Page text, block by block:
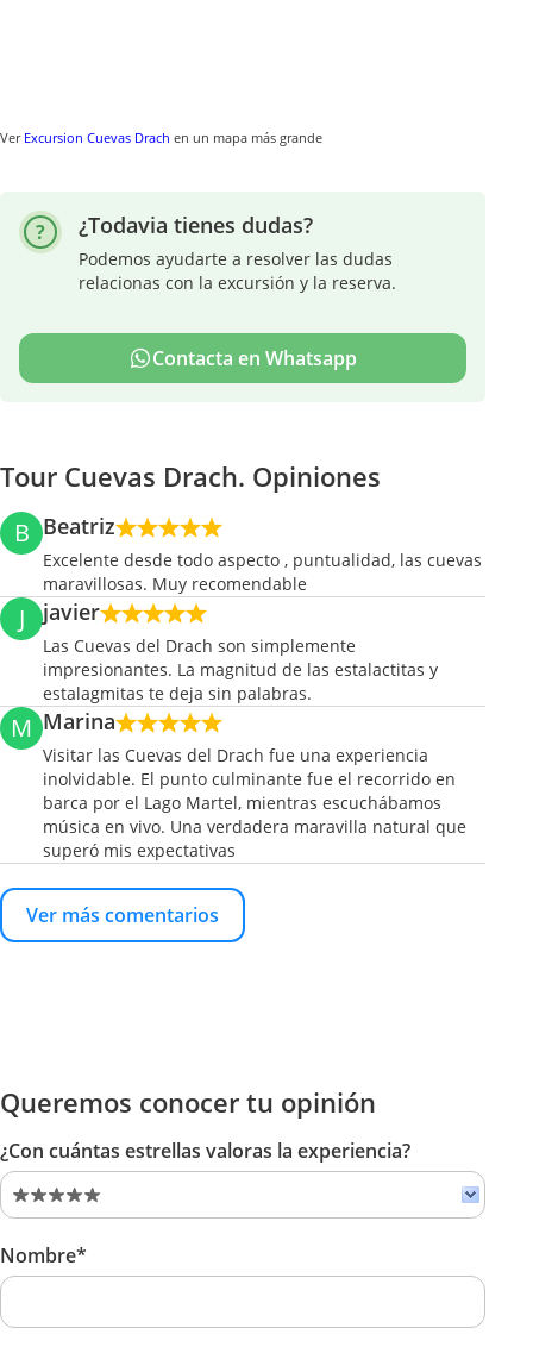
Ver Excursion Cuevas Drach en un mapa más grande
¿Todavia tienes dudas?
Podemos ayudarte a resolver las dudas
relacionas con la excursión y la reserva.
Contacta en Whatsapp
Tour Cuevas Drach. Opiniones
B Beatriz
Excelente desde todo aspecto , puntualidad, las cuevas
maravillosas. Muy recomendable
J javier
Las Cuevas del Drach son simplemente
impresionantes. La magnitud de las estalactitas y
estalagmitas te deja sin palabras.
M Marina
Visitar las Cuevas del Drach fue una experiencia
inolvidable. El punto culminante fue el recorrido en
barca por el Lago Martel, mientras escuchábamos
música en vivo. Una verdadera maravilla natural que
superó mis expectativas
Ver más comentarios
Queremos conocer tu opinión
¿Con cuántas estrellas valoras la experiencia?
Nombre*